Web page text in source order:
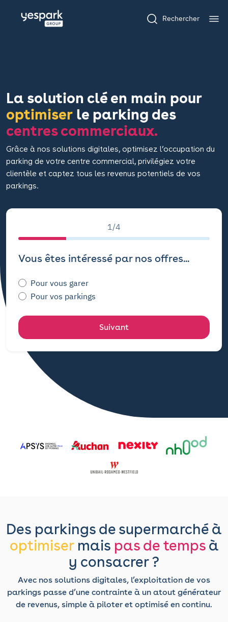
Rechercher
La solution clé en main pour
optimiser le parking des
centres commerciaux.
Grâce à nos solutions digitales, optimisez l’occupation du
parking de votre centre commercial, privilégiez votre
clientèle et captez tous les revenus potentiels de vos
parkings.
1/4
Vous êtes intéressé par nos offres...
Pour vous garer
Pour vos parkings
Suivant
Des parkings de supermarché à
optimiser mais pas de temps à
y consacrer ?
Avec nos solutions digitales, l’exploitation de vos
parkings passe d’une contrainte à un atout générateur
de revenus, simple à piloter et optimisé en continu.